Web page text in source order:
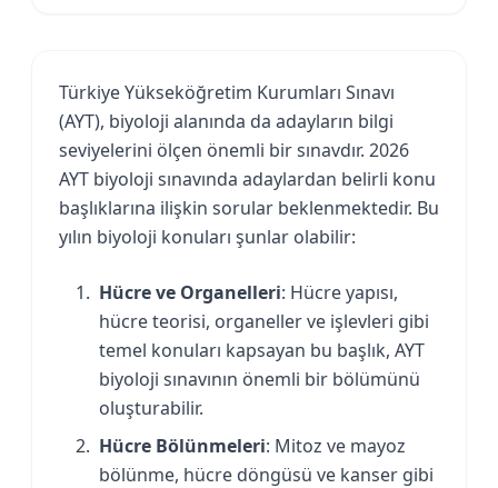
Türkiye Yükseköğretim Kurumları Sınavı
(AYT), biyoloji alanında da adayların bilgi
seviyelerini ölçen önemli bir sınavdır. 2026
AYT biyoloji sınavında adaylardan belirli konu
başlıklarına ilişkin sorular beklenmektedir. Bu
yılın biyoloji konuları şunlar olabilir:
Hücre ve Organelleri: Hücre yapısı,
hücre teorisi, organeller ve işlevleri gibi
temel konuları kapsayan bu başlık, AYT
biyoloji sınavının önemli bir bölümünü
oluşturabilir.
Hücre Bölünmeleri: Mitoz ve mayoz
bölünme, hücre döngüsü ve kanser gibi